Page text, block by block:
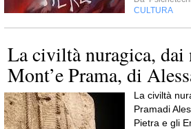
CULTURA
La civiltà nuragica, dai
Mont’e Prama, di
La civiltà
Pramadi
Pietra e gli